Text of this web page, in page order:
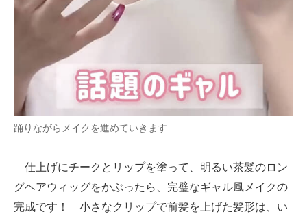
踊りながらメイクを進めていきます
仕上げにチークとリップを塗って、明るい茶髪のロン
グヘアウィッグをかぶったら、完璧なギャル風メイクの
完成です！ 小さなクリップで前髪を上げた髪形は、い